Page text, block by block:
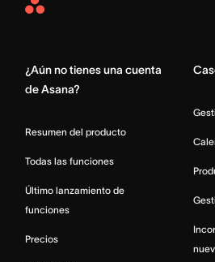
Asana
¿Aún no tienes una cuenta
de Asana?
Resumen del producto
Todas las funciones
Último lanzamiento de
funciones
Precios